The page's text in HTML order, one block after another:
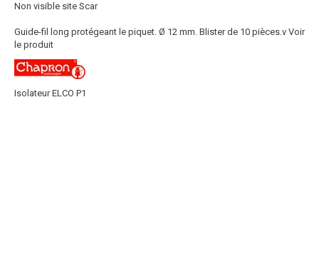
Non visible site Scar
Guide-fil long protégeant le piquet. Ø 12 mm. Blister de 10 pièces.v Voir
le produit
Isolateur ELCO P1